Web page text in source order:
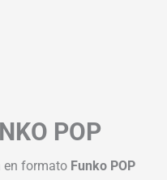
POP
en formato Funko POP